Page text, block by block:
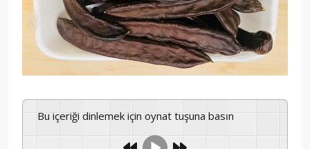
Bu içeriği dinlemek için oynat tuşuna basın